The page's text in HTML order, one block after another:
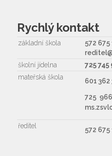
Rychlý kontakt
základní škola
572 675
školní jídelna
725 745
mateřská škola
601
725
ředitel 572 675